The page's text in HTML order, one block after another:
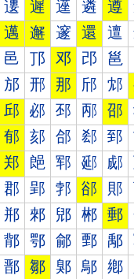
遱 遲 遳 遴 遵
邁 邂 邃 還 邅
邑 邒 邓 邔 邕
邡 邢 那 邤 邥
邱 邲 邳 邴 邵
郁 郂 郃 郄 郅
郑 郒 郓 郔 郕
郡 郢 郣 郤 郥
郱 郲 郳 郴 郵
鄁 鄂 鄃 鄄 鄅
鄑 鄒 鄓 鄔 鄕